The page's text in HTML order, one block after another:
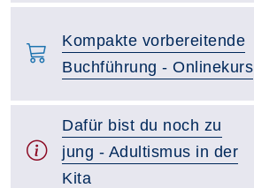
Kompakte vorbereitende
Buchführung - Onlinekurs
Dafür bist du noch zu
jung - Adultismus in der
Kita